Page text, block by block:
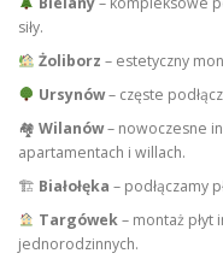
siły.
Żoliborz – estetyczny
Ursynów– częste
🏘 Wilanów– nowoczesne
apartamentach i willach.
🏗 Białołęka – podłączamy
Targówek– montaż płyt
jednorodzinnych.